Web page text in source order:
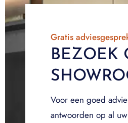
Gratis
BEZOEK
Voor een goed
antwoorden op al